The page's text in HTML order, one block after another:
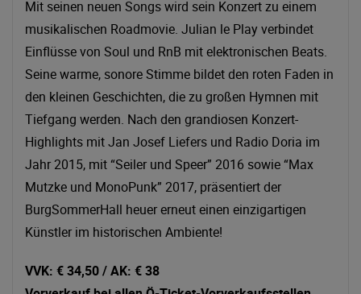
Mit seinen neuen Songs wird sein Konzert zu einem
musikalischen Roadmovie. Julian le Play verbindet
Einflüsse von Soul und RnB mit elektronischen Beats.
Seine warme, sonore Stimme bildet den roten Faden in
den kleinen Geschichten, die zu großen Hymnen mit
Tiefgang werden. Nach den grandiosen Konzert-
Highlights mit Jan Josef Liefers und Radio Doria im
Jahr 2015, mit “Seiler und Speer” 2016 sowie “Max
Mutzke und MonoPunk” 2017, präsentiert der
BurgSommerHall heuer erneut einen einzigartigen
Künstler im historischen Ambiente!
VVK: € 34,50 / AK: € 38